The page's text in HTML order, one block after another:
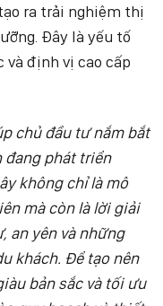
ra trải nghiệm thị
Đây là yếu tố
định vị cao cấp
chủ đầu tư nắm bắt
đang phát triển
không chỉ là mô
mà còn là lời giải
an yên và những
khách. Để tạo nên
bản sắc và tối ưu